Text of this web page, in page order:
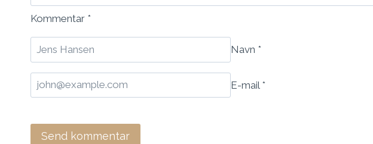
Kommentar *
Navn *
E-mail *